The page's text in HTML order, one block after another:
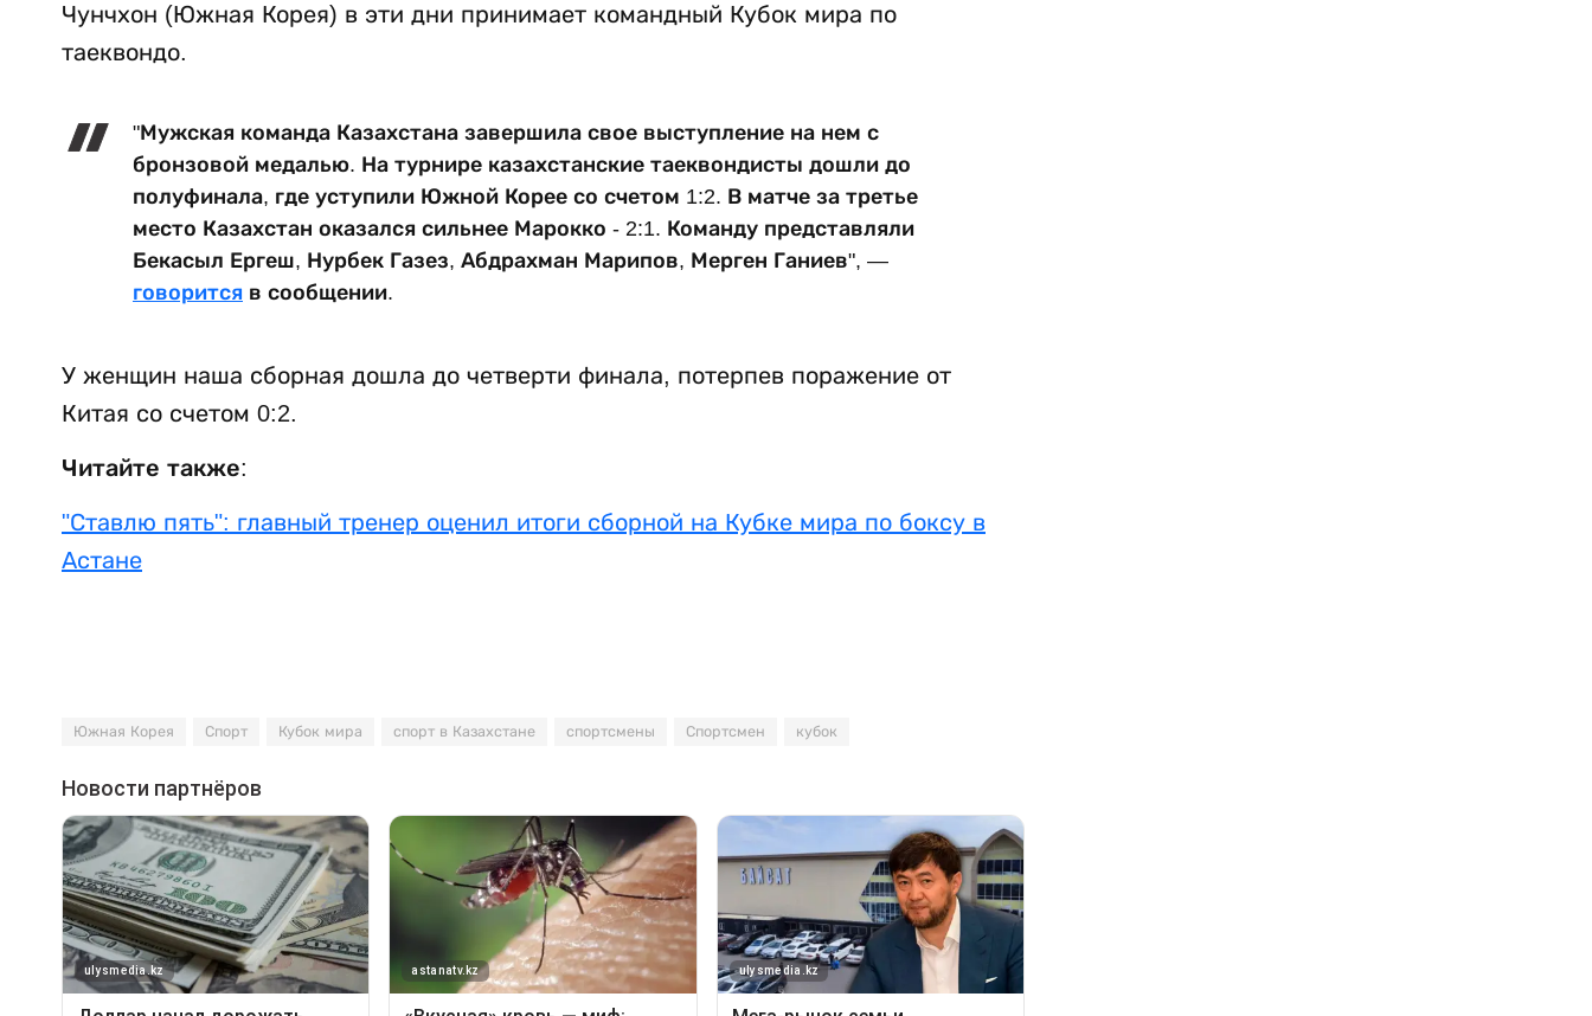
Чунчхон (Южная Корея) в эти дни принимает командный Кубок мира по
таеквондо.
"Мужская команда Казахстана завершила свое выступление на нем с
бронзовой медалью. На турнире казахстанские таеквондисты дошли до
полуфинала, где уступили Южной Корее со счетом 1:2. В матче за третье
место Казахстан оказался сильнее Марокко - 2:1. Команду представляли
Бекасыл Ергеш, Нурбек Газез, Абдрахман Марипов, Мерген Ганиев", —
говорится в сообщении.
У женщин наша сборная дошла до четверти финала, потерпев поражение от
Китая со счетом 0:2.
Читайте также:
"Ставлю пять": главный тренер оценил итоги сборной на Кубке мира по боксу в
Астане
Южная Корея Спорт Кубок мира спорт в Казахстане спортсмены Спортсмен кубок